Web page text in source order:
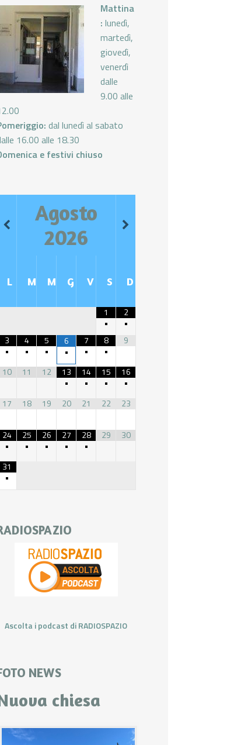
Mattina
: lunedì,
martedì,
giovedì,
venerdì
dalle
9.00 alle
dal lunedì al sabato
16.00 alle 18.30
e festivi chiuso
Agosto
2026
L M M G V S D
1
•
2
•
3
•
4
•
5
•
6
•
7
•
8
•
9
10 11 12
13
•
14
•
15
•
16
•
17
18 19 20 21 22 23
24
•
25
•
26
•
27
•
28
•
29 30
31
•
Ascolta i podcast di RADIOSPAZIO
NEWS
chiesa